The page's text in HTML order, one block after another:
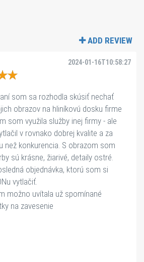
ADD REVIEW
2024-01-16T10:58:27
som sa rozhodla skúsiť nechať
obrazov na hliníkovú dosku firme
som využila služby inej firmy - ale
v rovnako dobrej kvalite a za
než konkurencia. S obrazom som
sú krásne, žiarivé, detaily ostré.
objednávka, ktorú som si
vytlačiť.
možno uvítala už spomínané
na zavesenie